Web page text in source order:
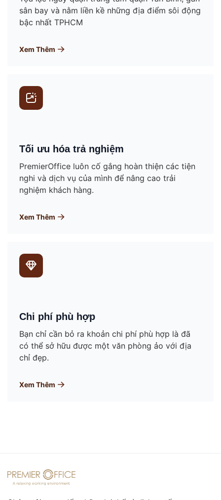
sân bay và nằm liền kề những địa điểm sôi động
bậc nhất TPHCM
Xem Thêm
Tối ưu hóa trả nghiệm
PremierOffice luôn cố gắng hoàn thiện các tiện
nghi và dịch vụ của mình để nâng cao trải
nghiệm khách hàng.
Xem Thêm
Chi phí phù hợp
Bạn chỉ cần bỏ ra khoản chi phí phù hợp là đã
có thể sở hữu được một văn phòng ảo với địa
chỉ đẹp.
Xem Thêm